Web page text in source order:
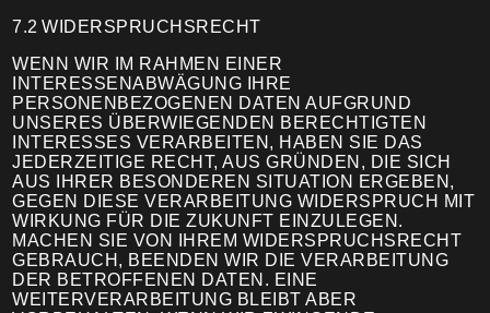
7.2 WIDERSPRUCHSRECHT
WENN WIR IM RAHMEN EINER
INTERESSENABWÄGUNG IHRE
PERSONENBEZOGENEN DATEN AUFGRUND
UNSERES ÜBERWIEGENDEN BERECHTIGTEN
INTERESSES VERARBEITEN, HABEN SIE DAS
JEDERZEITIGE RECHT, AUS GRÜNDEN, DIE SICH
AUS IHRER BESONDEREN SITUATION ERGEBEN,
GEGEN DIESE VERARBEITUNG WIDERSPRUCH MIT
WIRKUNG FÜR DIE ZUKUNFT EINZULEGEN.
MACHEN SIE VON IHREM WIDERSPRUCHSRECHT
GEBRAUCH, BEENDEN WIR DIE VERARBEITUNG
DER BETROFFENEN DATEN. EINE
WEITERVERARBEITUNG BLEIBT ABER